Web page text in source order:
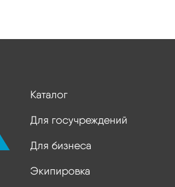
Каталог
Для госучреждений
Для бизнеса
Экипировка